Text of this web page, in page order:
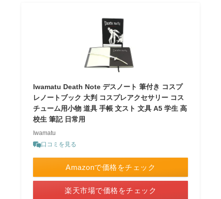
Iwamatu Death Note デスノート 筆付き コスプ
レノートブック 大判 コスプレアクセサリー コス
チューム用小物 道具 手帳 文スト 文具 A5 学生 高
校生 筆記 日常用
Iwamatu
口コミを見る
Amazonで価格をチェック
楽天市場で価格をチェック